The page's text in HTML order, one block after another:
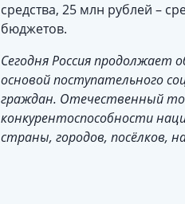
средства, 25 млн рублей –
бюджетов.
Сегодня Россия продолжает
основой поступательного
граждан. Отечественный
конкурентоспособности
страны, городов, посёлков,